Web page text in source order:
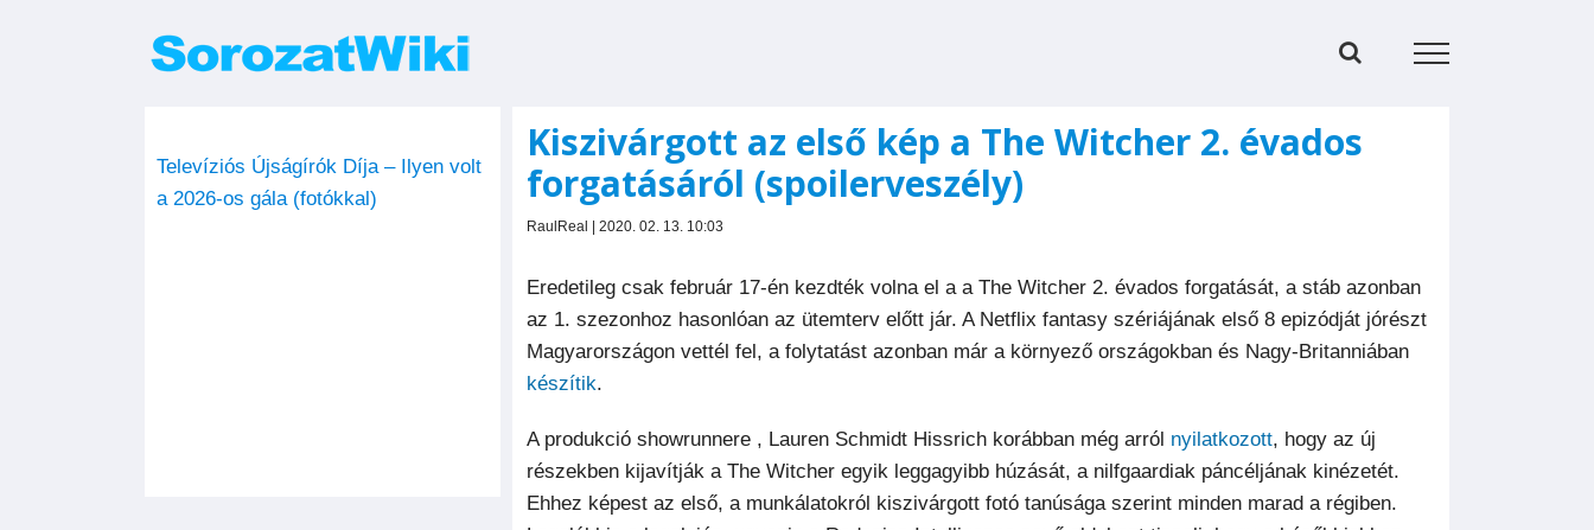
Kiszivárgott az első kép a The Witcher 2. évados
forgatásáról (spoilerveszély)
RaulReal | 2020. 02. 13. 10:03
Eredetileg csak február 17-én kezdték volna el a a The Witcher 2. évados forgatását, a stáb azonban
az 1. szezonhoz hasonlóan az ütemterv előtt jár. A Netflix fantasy szériájának első 8 epizódját jórészt
Magyarországon vettél fel, a folytatást azonban már a környező országokban és Nagy-Britanniában
készítik.
A produkció showrunnere , Lauren Schmidt Hissrich korábban még arról nyilatkozott, hogy az új
részekben kijavítják a The Witcher egyik leggagyibb húzását, a nilfgaardiak páncéljának kinézetét.
Ehhez képest az első, a munkálatokról kiszivárgott fotó tanúsága szerint minden marad a régiben.
Televíziós Újságírók Díja – Ilyen volt
a 2026-os gála (fotókkal)